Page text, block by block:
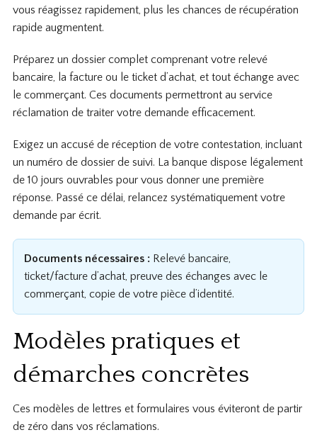
vous réagissez rapidement, plus les chances de récupération
rapide augmentent.
Préparez un dossier complet comprenant votre relevé
bancaire, la facture ou le ticket d’achat, et tout échange avec
le commerçant. Ces documents permettront au service
réclamation de traiter votre demande efficacement.
Exigez un accusé de réception de votre contestation, incluant
un numéro de dossier de suivi. La banque dispose légalement
de 10 jours ouvrables pour vous donner une première
réponse. Passé ce délai, relancez systématiquement votre
demande par écrit.
Documents nécessaires :Relevé bancaire,
ticket/facture d’achat, preuve des échanges avec le
commerçant, copie de votre pièce d’identité.
Modèles pratiques et
démarches concrètes
Ces modèles de lettres et formulaires vous éviteront de partir
de zéro dans vos réclamations.